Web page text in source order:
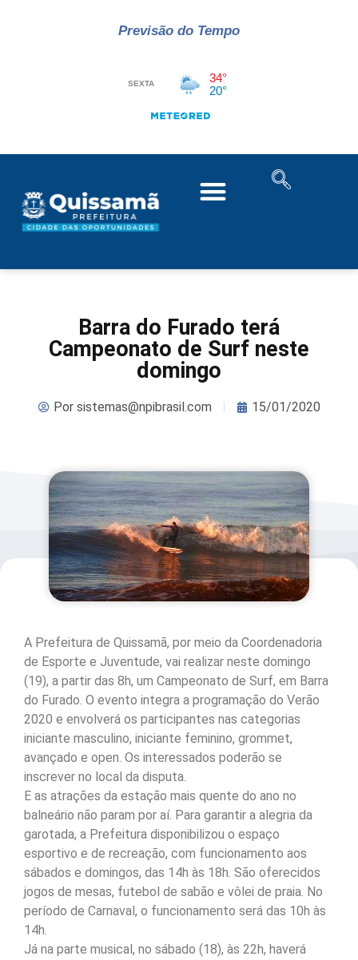
Previsão do Tempo
Barra do Furado terá
Campeonato de Surf neste
domingo
Porsistemas@npibrasil.com 15/01/2020
A Prefeitura de Quissamã, por meio da Coordenadoria
de Esporte e Juventude, vai realizar neste domingo
(19), a partir das 8h, um Campeonato de Surf, em Barra
do Furado. O evento integra a programação do Verão
2020 e envolverá os participantes nas categorias
iniciante masculino, iniciante feminino, grommet,
avançado e open. Os interessados poderão se
inscrever no local da disputa.
E as atrações da estação mais quente do ano no
balneário não param por aí. Para garantir a alegria da
garotada, a Prefeitura disponibilizou o espaço
esportivo e de recreação, com funcionamento aos
sábados e domingos, das 14h às 18h. São oferecidos
jogos de mesas, futebol de sabão e vôlei de praia. No
período de Carnaval, o funcionamento será das 10h às
14h.
Já na parte musical, no sábado (18), às 22h, haverá